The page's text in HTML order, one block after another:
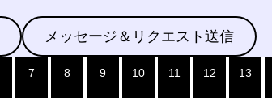
メッセージ＆リクエスト送信
7 8 9 10 11 12 13